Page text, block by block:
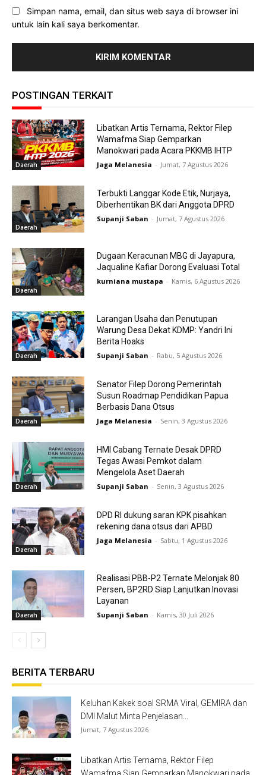
Simpan nama, email, dan situs web saya di browser ini
untuk lain kali saya berkomentar.
POSTINGAN TERKAIT
Daerah
Libatkan Artis Ternama, Rektor Filep
Wamafma Siap Gemparkan
Manokwari pada Acara PKKMB IHTP
Jaga Melanesia - Jumat, 7 Agustus 2026
Daerah
Terbukti Langgar Kode Etik, Nurjaya,
Diberhentikan BK dari Anggota DPRD
Supanji Saban - Jumat, 7 Agustus 2026
Daerah
Dugaan Keracunan MBG di Jayapura,
Jaqualine Kafiar Dorong Evaluasi Total
kurniana mustapa - Kamis, 6 Agustus 2026
Daerah
Larangan Usaha dan Penutupan
Warung Desa Dekat KDMP: Yandri Ini
Berita Hoaks
Supanji Saban - Rabu, 5 Agustus 2026
Daerah
Senator Filep Dorong Pemerintah
Susun Roadmap Pendidikan Papua
Berbasis Dana Otsus
Jaga Melanesia - Senin, 3 Agustus 2026
Daerah
HMI Cabang Ternate Desak DPRD
Tegas Awasi Pemkot dalam
Mengelola Aset Daerah
Supanji Saban - Senin, 3 Agustus 2026
Daerah
DPD RI dukung saran KPK pisahkan
rekening dana otsus dari APBD
Jaga Melanesia - Sabtu, 1 Agustus 2026
Daerah
Realisasi PBB-P2 Ternate Melonjak 80
Persen, BP2RD Siap Lanjutkan Inovasi
Layanan
Supanji Saban - Kamis, 30 Juli 2026
BERITA TERBARU
Keluhan Kakek soal SRMA Viral, GEMIRA dan
DMI Malut Minta Penjelasan...
Jumat, 7 Agustus 2026
Libatkan Artis Ternama, Rektor Filep